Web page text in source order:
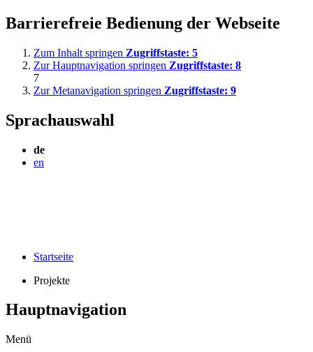
Barrierefreie Bedienung der Webseite
Zum Inhalt springen Zugriffstaste: 5
Zur Hauptnavigation springen Zugriffstaste: 8
7
Zur Metanavigation springen Zugriffstaste: 9
Sprachauswahl
de
en
Startseite
Projekte
Hauptnavigation
Menü